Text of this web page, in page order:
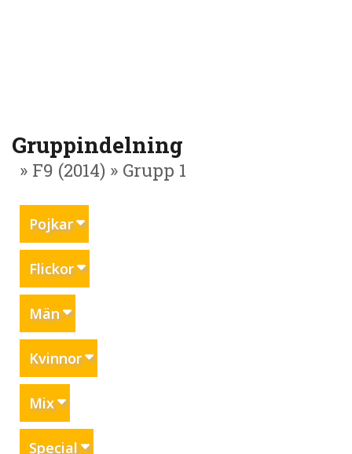
Gruppindelning
» F9 (2014) » Grupp 1
Pojkar
Flickor
Män
Kvinnor
Mix
Special